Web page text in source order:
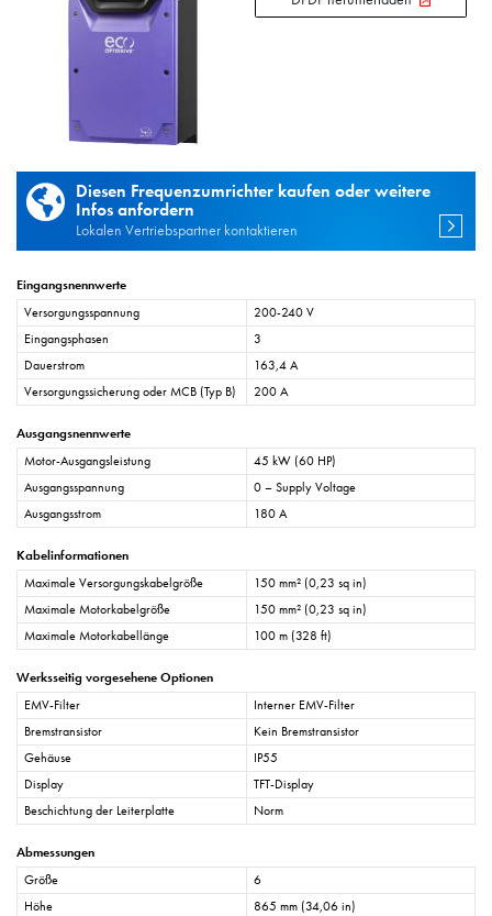
Diesen Frequenzumrichter kaufen oder weitere
Infos anfordern
Lokalen Vertriebspartner kontaktieren
Eingangsnennwerte
Versorgungsspannung
200-240 V
Eingangsphasen
3
Dauerstrom
163,4 A
Versorgungssicherung oder MCB (Typ B)
200 A
Ausgangsnennwerte
Motor-Ausgangsleistung
45 kW (60 HP)
Ausgangsspannung
0 – Supply Voltage
Ausgangsstrom
180 A
Kabelinformationen
Maximale Versorgungskabelgröße
150 mm² (0,23 sq in)
Maximale Motorkabelgröße
150 mm² (0,23 sq in)
Maximale Motorkabellänge
100 m (328 ft)
Werksseitig vorgesehene Optionen
EMV-Filter
Interner EMV-Filter
Bremstransistor
Kein Bremstransistor
Gehäuse
IP55
Display
TFT-Display
Beschichtung der Leiterplatte
Norm
Abmessungen
Größe
6
Höhe
865 mm (34,06 in)